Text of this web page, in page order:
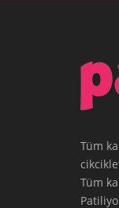
Tüm
Tüm
Patiliyo